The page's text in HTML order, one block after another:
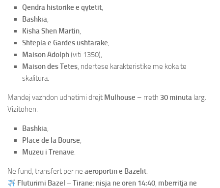
Qendra historike e qytetit,
Bashkia,
Kisha Shen Martin,
Shtepia e Gardes ushtarake,
Maison Adolph(viti 1350),
Maison des Tetes, ndertese karakteristike me koka te
skalitura.
Mandej vazhdon udhetimi drejt Mulhouse – rreth 30 minuta larg.
Vizitohen:
Bashkia,
Place de la Bourse,
Muzeu i Trenave.
Ne fund, transfert per ne aeroportin e Bazelit.
Fluturimi Bazel – Tirane: nisja ne oren 14:40, mberritja ne